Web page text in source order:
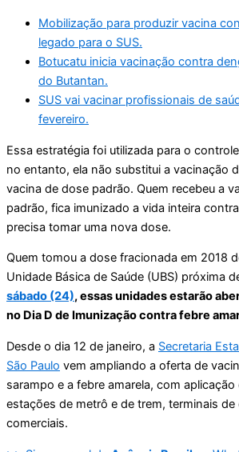
Mobilização para produzir vacina
legado para o SUS.
Botucatu inicia vacinação contra
do Butantan.
SUS vai vacinar profissionais de
fevereiro.
Essa estratégia foi utilizada para o
no entanto, ela não substitui a vacinação
vacina de dose padrão. Quem recebeu a
padrão, fica imunizado a vida inteira
precisa tomar uma nova dose.
Quem tomou a dose fracionada em 2018
Unidade Básica de Saúde (UBS) próxima
sábado (24), essas unidades estarão
no Dia D de Imunização contra febre
Desde o dia 12 de janeiro, a Secretaria
São Paulo vem ampliando a oferta de
sarampo e a febre amarela, com
estações de metrô e de trem, terminais
comerciais.